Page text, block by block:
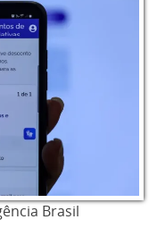
Brasil